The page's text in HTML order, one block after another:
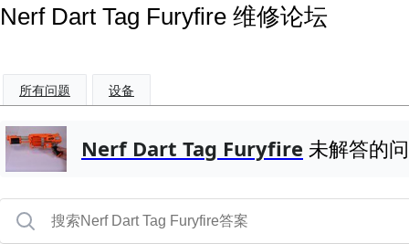
Nerf Dart Tag Furyfire 维修论坛
所有问题 设备
Nerf Dart Tag Furyfire 未解答的